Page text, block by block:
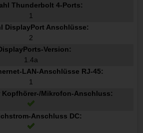
Thunderbolt 4-Ports:
1
DisplayPort Anschlüsse:
2
Version:
1.4a
LAN-Anschlüsse RJ-45:
1
Kopfhörer-/Mikrofon-Anschluss:
Anschluss DC: